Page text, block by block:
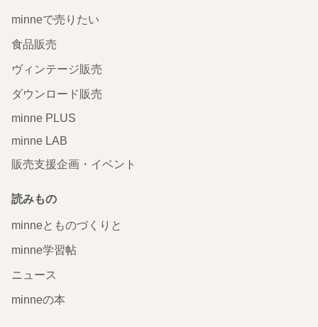
minneで売りたい
食品販売
ヴィンテージ販売
ダウンロード販売
minne PLUS
minne LAB
販売支援企画・イベント
読みもの
minneとものづくりと
minne学習帖
ニュース
minneの本